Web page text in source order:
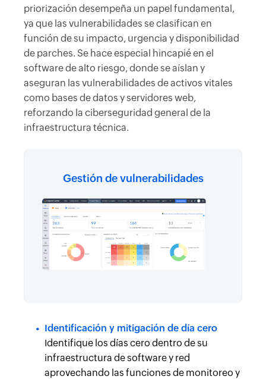
priorización desempeña un papel fundamental,
ya que las vulnerabilidades se clasifican en
función de su impacto, urgencia y disponibilidad
de parches. Se hace especial hincapié en el
software de alto riesgo, donde se aíslan y
aseguran las vulnerabilidades de activos vitales
como bases de datos y servidores web,
reforzando la ciberseguridad general de la
infraestructura técnica.
Gestión de vulnerabilidades
Identificación y mitigación de día cero
Identifique los días cero dentro de su
infraestructura de software y red
aprovechando las funciones de monitoreo y